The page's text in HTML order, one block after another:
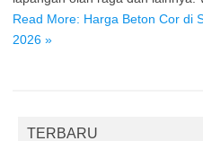
Read More: Harga Beton Cor di
2026 »
TERBARU